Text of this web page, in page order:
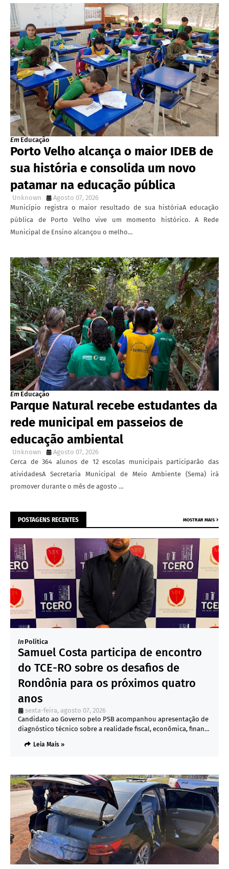
Em Educação
Porto Velho alcança o maior IDEB de
sua história e consolida um novo
patamar na educação pública
Unknown
Agosto 07, 2026
Município registra o maior resultado de sua históriaA educação
pública de Porto Velho vive um momento histórico. A Rede
Municipal de Ensino alcançou o melho…
Em Educação
Parque Natural recebe estudantes da
rede municipal em passeios de
educação ambiental
Unknown
Agosto 07, 2026
Cerca de 364 alunos de 12 escolas municipais participarão das
atividadesA Secretaria Municipal de Meio Ambiente (Sema) irá
promover durante o mês de agosto …
POSTAGENS RECENTES MOSTRAR MAIS
In Política
Samuel Costa participa de encontro
do TCE-RO sobre os desafios de
Rondônia para os próximos quatro
anos
sexta-feira, agosto 07, 2026
Candidato ao Governo pelo PSB acompanhou apresentação de
diagnóstico técnico sobre a realidade fiscal, econômica, finan…
Leia Mais »